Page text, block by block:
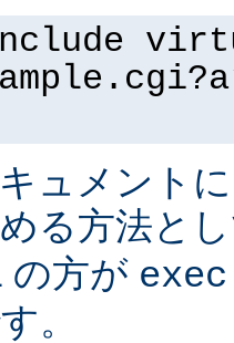
ュメント
る方法と
の方が
。